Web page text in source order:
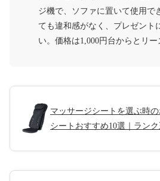
ジ機で、ソファに置いて使用で
ても違和感がなく、プレゼント
い。価格は1,000円台からとリー
マッサージシートを選ぶ時
シートおすすめ10選｜ランク